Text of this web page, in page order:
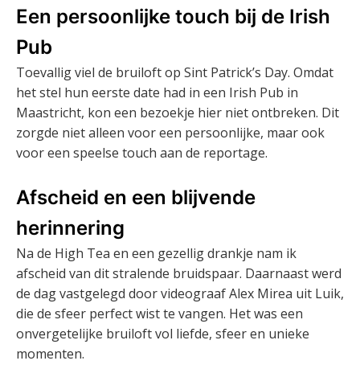
Een persoonlijke touch bij de Irish
Pub
Toevallig viel de bruiloft op Sint Patrick’s Day. Omdat
het stel hun eerste date had in een Irish Pub in
Maastricht, kon een bezoekje hier niet ontbreken. Dit
zorgde niet alleen voor een persoonlijke, maar ook
voor een speelse touch aan de reportage.
Afscheid en een blijvende
herinnering
Na de High Tea en een gezellig drankje nam ik
afscheid van dit stralende bruidspaar. Daarnaast werd
de dag vastgelegd door videograaf Alex Mirea uit Luik,
die de sfeer perfect wist te vangen. Het was een
onvergetelijke bruiloft vol liefde, sfeer en unieke
momenten.